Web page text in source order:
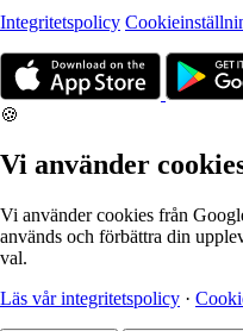
Integritetspolicy
🍪
Vi använder
Vi använder cookies från
används och förbättra din
val.
Läs vår integritetspolicy ·